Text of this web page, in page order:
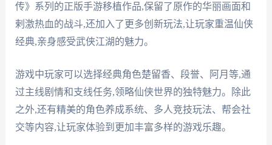
传》系列的正版手游移植作品,保留了原作的华丽画面和
剌激热血的战斗,还加入了更多创新玩法,让玩家重温仙侠
经典,亲身感受武侠江湖的魅力。
游戏中玩家可以选择经典角色楚留香、段誉、阿月等,通
过主线剧情和支线任务,领略仙侠世界的独特魅力。除此
之外,还有精美的角色养成系统、多人竞技玩法、帮会社
交等内容,让玩家体验到更加丰富多样的游戏乐趣。